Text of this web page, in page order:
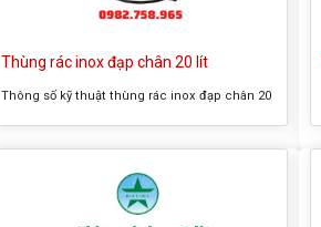
Thùng rác inox đạp chân 20 lít
Thông số kỹ thuật thùng rác inox đạp chân 20
Chất liệu : inox – Có giỏ nhựa PP đựng rác
bên trong Thông tin sản...